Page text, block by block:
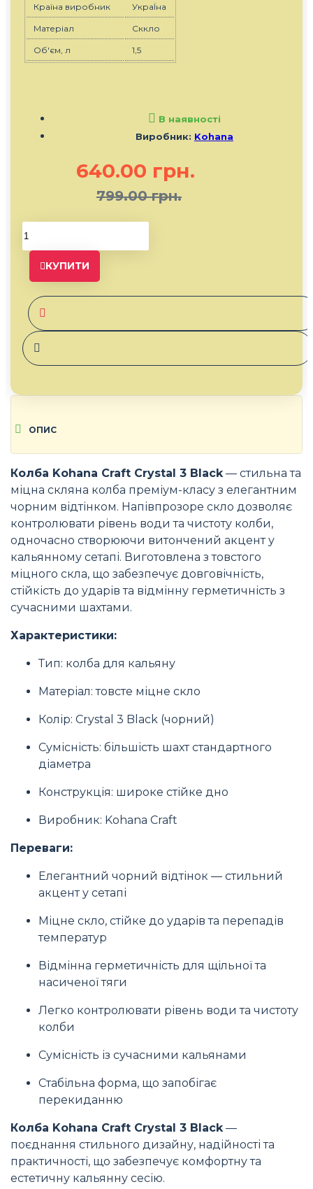
Країна виробник УкраЇна
Матеріал Сккло
Об'єм, л 1,5
640.00 грн.
799.00 грн.
В наявності
Виробник: Kohana
КУПИТИ
ОПИС
Колба Kohana Craft Crystal 3 Black— стильна та
міцна скляна колба преміум-класу з елегантним
чорним відтінком. Напівпрозоре скло дозволяє
контролювати рівень води та чистоту колби,
одночасно створюючи витончений акцент у
кальянному сетапі. Виготовлена з товстого
міцного скла, що забезпечує довговічність,
стійкість до ударів та відмінну герметичність з
сучасними шахтами.
Характеристики:
Тип: колба для кальяну
Матеріал: товсте міцне скло
Колір: Crystal 3 Black (чорний)
Сумісність: більшість шахт стандартного
діаметра
Конструкція: широке стійке дно
Виробник: Kohana Craft
Переваги:
Елегантний чорний відтінок — стильний
акцент у сетапі
Міцне скло, стійке до ударів та перепадів
температур
Відмінна герметичність для щільної та
насиченої тяги
Легко контролювати рівень води та чистоту
колби
Сумісність із сучасними кальянами
Стабільна форма, що запобігає
перекиданню
Колба Kohana Craft Crystal 3 Black—
поєднання стильного дизайну, надійності та
практичності, що забезпечує комфортну та
естетичну кальянну сесію.